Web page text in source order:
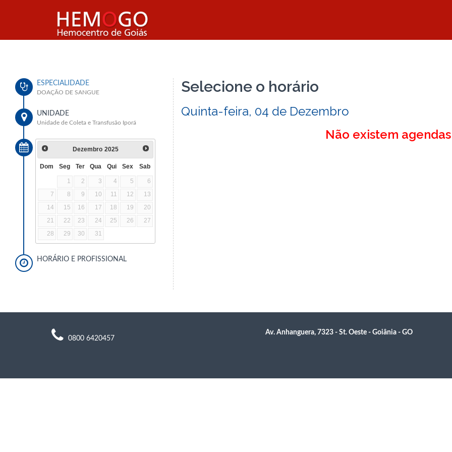
ESPECIALIDADE
DOAÇÃO DE SANGUE
UNIDADE
Unidade de Coleta e Transfusão Iporá
Dezembro 2025
Dom Seg Ter Qua Qui Sex Sab
1 2 3 4 5
6
7
8 9 10 11 12
13
14
15 16 17 18 19
20
21
22 23 24 25 26
27
28
29 30 31
HORÁRIO E PROFISSIONAL
Selecione o horário
Quinta-feira, 04 de Dezembro
Não existem
0800 6420457
Av. Anhanguera, 7323 - St. Oeste - Goiânia - GO